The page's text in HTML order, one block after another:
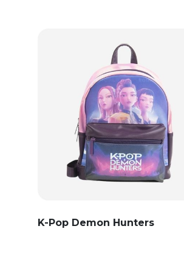
K-Pop Demon Hunters